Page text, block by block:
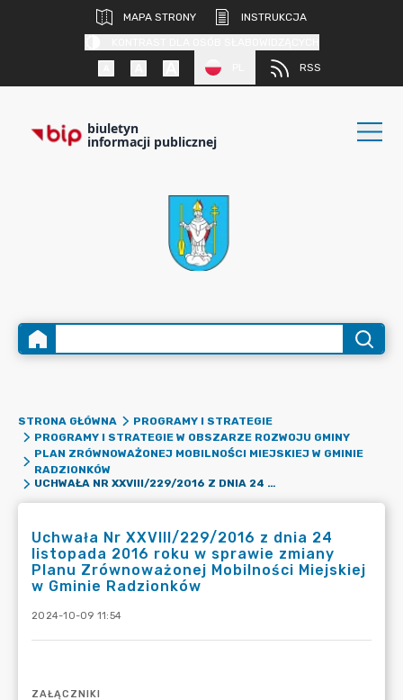
MAPA STRONY
INSTRUKCJA
RSS
biuletyn
informacji publicznej
STRONA GŁÓWNA
PROGRAMY I STRATEGIE
PROGRAMY I STRATEGIE W OBSZARZE ROZWOJU GMINY
PLAN ZRÓWNOWAŻONEJ MOBILNOŚCI MIEJSKIEJ W GMINIE
RADZIONKÓW
UCHWAŁA NR XXVIII/229/2016 Z DNIA 24 LISTOPADA 2016 ROKU W SPRAWIE ZMIANY PLANU ZRÓWNOWAŻONEJ MOBILNOŚCI MIEJSKIEJ W GMINIE RADZIONKÓW
Uchwała Nr XXVIII/229/2016 z dnia 24
listopada 2016 roku w sprawie zmiany
Planu Zrównoważonej Mobilności Miejskiej
w Gminie Radzionków
2024-10-09 11:54
ZAŁĄCZNIKI